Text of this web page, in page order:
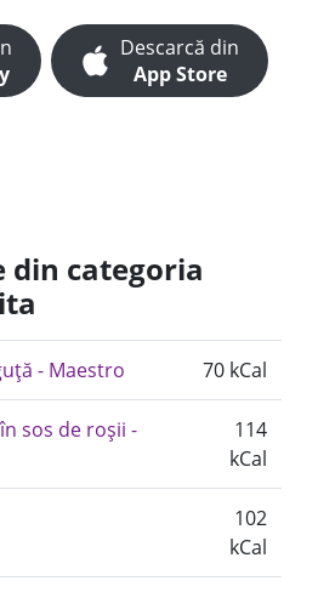
Descarcă din
App Store
din categoria
- Maestro 70 kCal
sos de roșii -
114
kCal
102
kCal